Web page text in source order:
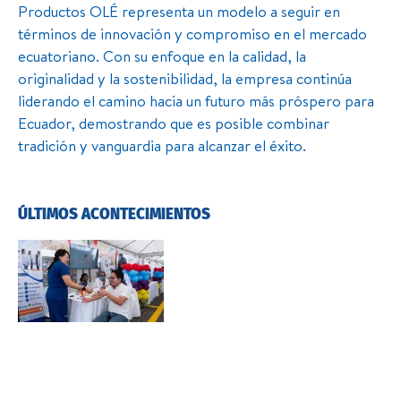
Productos OLÉ representa un modelo a seguir en
términos de innovación y compromiso en el mercado
ecuatoriano. Con su enfoque en la calidad, la
originalidad y la sostenibilidad, la empresa continúa
liderando el camino hacia un futuro más próspero para
Ecuador, demostrando que es posible combinar
tradición y vanguardia para alcanzar el éxito.
ÚLTIMOS ACONTECIMIENTOS